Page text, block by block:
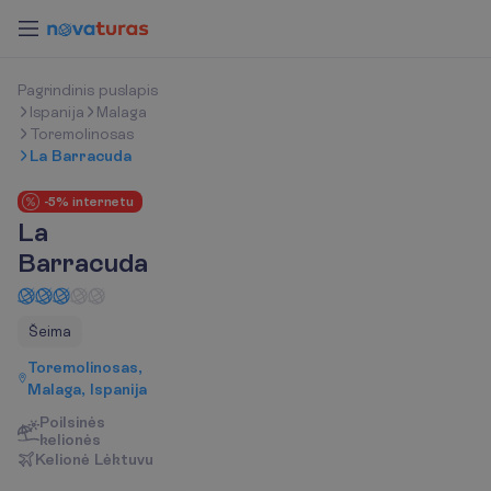
Pagrindinis puslapis
Ispanija
Malaga
Toremolinosas
La Barracuda
-5% internetu
La
Barracuda
Šeima
Toremolinosas,
Malaga, Ispanija
Poilsinės
kelionės
Kelionė L ėktuvu